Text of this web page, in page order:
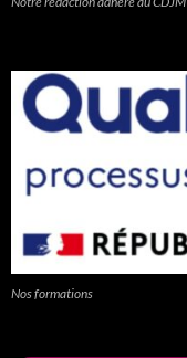
Nos formations